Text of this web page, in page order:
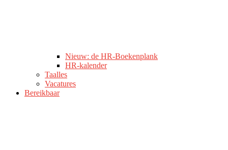
Nieuw: de HR-Boekenplank
HR-kalender
Taalles
Vacatures
Bereikbaar